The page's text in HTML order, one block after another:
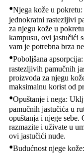
•Njega kože u
jednokratni rastezljivi
za njegu kože u
kampusu, ovi jastučići
vam je potrebna brza
•Poboljšana
rastezljivih pamučnih
proizvoda za njegu
maksimalnu korist od
•Opuštanje i nega:
pamučnih jastučića u
opuštanja i njege
razmazite i uživate u
ovi jastučići nude.
•Budućnost njege